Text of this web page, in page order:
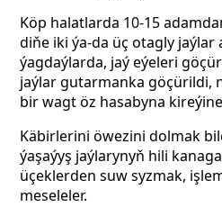
Köp halatlarda 10-15
diňe iki ýa-da üç otagly jaýlar
ýagdaýlarda, jaý eýeleri
jaýlar gutarmanka göçürildi,
bir wagt öz hasabyna
Käbirlerini öwezini dolmak
ýaşaýyş jaýlarynyň hili
üçeklerden suw syzmak,
meseleler.